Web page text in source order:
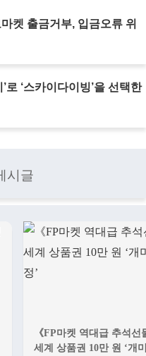
켓 출금거부, 입금오류 위
로 ‘스카이다이빙’을 선택한
시글
《FP마켓 역대급 추석선
세계 상품권 10만 원 ‘개